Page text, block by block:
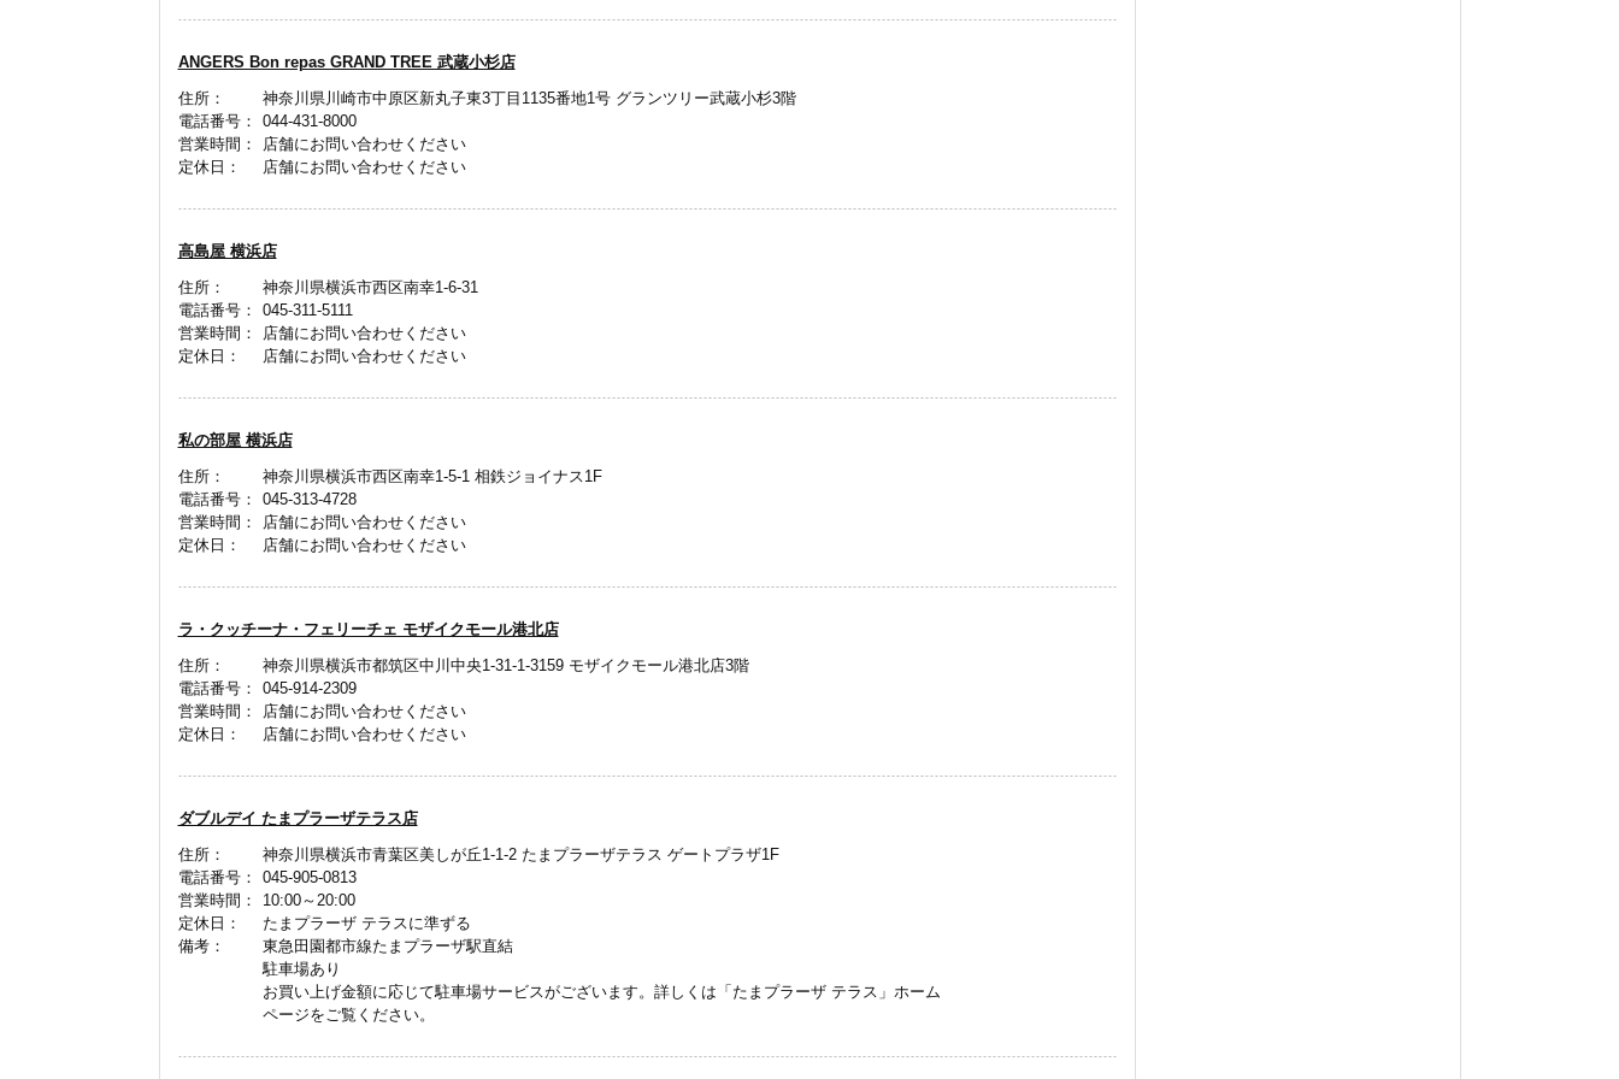
ANGERS Bon repas GRAND TREE 武蔵小杉店
住所：
神奈川県川崎市中原区新丸子東3丁目1135番地1号 グランツリー武蔵小杉3階
電話番号：
044-431-8000
営業時間：
店舗にお問い合わせください
定休日：
店舗にお問い合わせください
高島屋 横浜店
住所：
神奈川県横浜市西区南幸1-6-31
電話番号：
045-311-5111
営業時間：
店舗にお問い合わせください
定休日：
店舗にお問い合わせください
私の部屋 横浜店
住所：
神奈川県横浜市西区南幸1-5-1 相鉄ジョイナス1F
電話番号：
045-313-4728
営業時間：
店舗にお問い合わせください
定休日：
店舗にお問い合わせください
ラ・クッチーナ・フェリーチェ モザイクモール港北店
住所：
神奈川県横浜市都筑区中川中央1-31-1-3159 モザイクモール港北店3階
電話番号：
045-914-2309
営業時間：
店舗にお問い合わせください
定休日：
店舗にお問い合わせください
ダブルデイ たまプラーザテラス店
住所：
神奈川県横浜市青葉区美しが丘1-1-2 たまプラーザテラス ゲートプラザ1F
電話番号：
045-905-0813
営業時間：
10:00～20:00
定休日：
たまプラーザ テラスに準ずる
備考：
東急田園都市線たまプラーザ駅直結
駐車場あり
お買い上げ金額に応じて駐車場サービスがございます。詳しくは「たまプラーザ テラス」ホーム
ページをご覧ください。